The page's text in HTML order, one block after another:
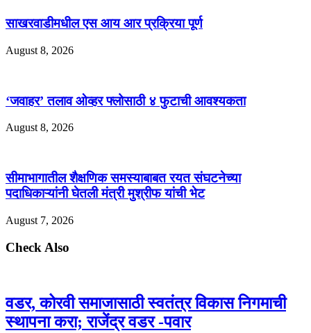
साखरवाडीमधील एस आय आर प्रक्रिया पूर्ण
August 8, 2026
‘जवाहर’ तलाव ओव्हर फ्लोसाठी ४ फुटाची आवश्यकता
August 8, 2026
सीमाभागातील शैक्षणिक समस्याबाबत रयत संघटनेच्या
पदाधिकाऱ्यांनी घेतली मंत्री मुश्रीफ यांची भेट
August 7, 2026
Check Also
वडर, कोरवी समाजासाठी स्वतंत्र विकास निगमाची
स्थापना करा; राजेंद्र वडर -पवार